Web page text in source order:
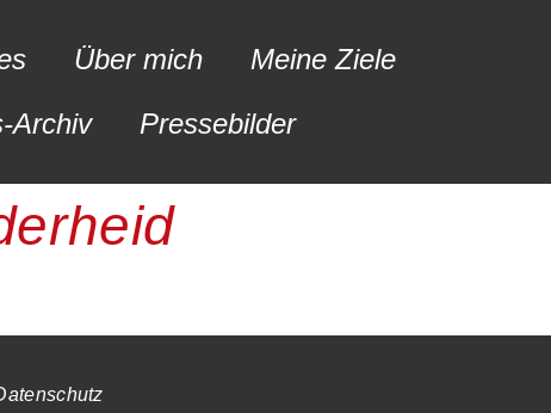
Über mich
Meine Ziele
Archiv Pressebilder